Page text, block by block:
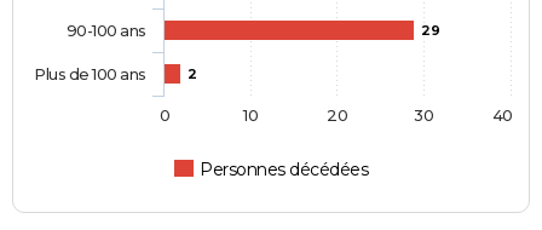
29
2
Personnes décédées
90-100 ans
Plus de 100 ans
0 10 20 30 40